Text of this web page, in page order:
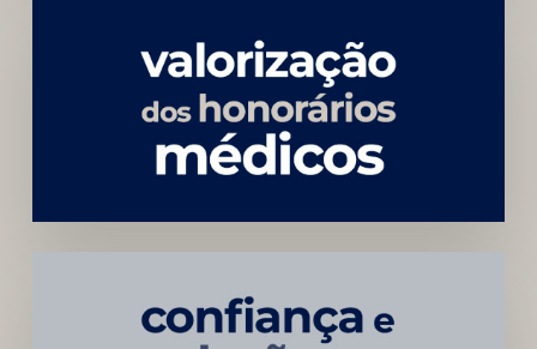
Menor
Dependência
de
Convênios
Construção